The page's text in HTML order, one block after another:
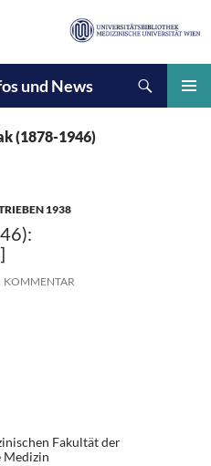
und News
(1878-1946)
1938
KOMMENTAR
Fakultät der
Medizin